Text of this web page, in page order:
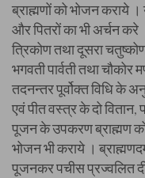
ब्राह्मणों को भोजन कराये
और पितरों का भी अर्चन
त्रिकोण तथा दूसरा
भगवती पार्वती तथा
तदनन्तर पूर्वोक्त विधि के
एवं पीत वस्त्र के दो वितान,
पूजन के उपकरण ब्राह्मण
भोजन भी कराये ।
पूजनकर पचीस प्रज्वलित